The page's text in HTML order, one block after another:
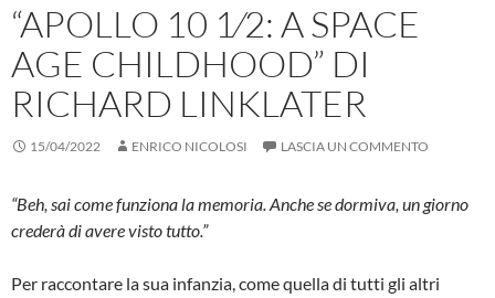
“APOLLO 10 1⁄2: A SPACE
AGE CHILDHOOD” DI
RICHARD LINKLATER
15/04/2022 ENRICO NICOLOSI LASCIA UN COMMENTO
“Beh, sai come funziona la memoria. Anche se dormiva, un giorno
crederà di avere visto tutto.”
Per raccontare la sua infanzia, come quella di tutti gli altri